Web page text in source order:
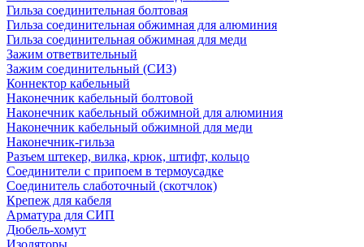
Гильза соединительная болтовая
Гильза соединительная обжимная для алюминия
Гильза соединительная обжимная для меди
Зажим ответвительный
Зажим соединительный (СИЗ)
Коннектор кабельный
Наконечник кабельный болтовой
Наконечник кабельный обжимной для алюминия
Наконечник кабельный обжимной для меди
Наконечник-гильза
Разъем штекер, вилка, крюк, штифт, кольцо
Соединители с припоем в термоусадке
Соединитель слаботочный (скотчлок)
Крепеж для кабеля
Арматура для СИП
Дюбель-хомут
Изоляторы